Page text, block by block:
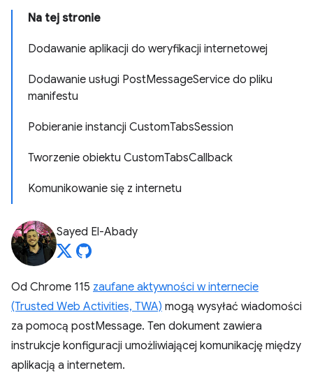
Na tej stronie
Dodawanie aplikacji do weryfikacji internetowej
Dodawanie usługi PostMessageService do pliku
manifestu
Pobieranie instancji CustomTabsSession
Tworzenie obiektu CustomTabsCallback
Komunikowanie się z internetu
Sayed El-Abady
Od Chrome 115 zaufane aktywności w internecie
(Trusted Web Activities, TWA) mogą wysyłać wiadomości
za pomocą postMessage. Ten dokument zawiera
instrukcje konfiguracji umożliwiającej komunikację między
aplikacją a internetem.